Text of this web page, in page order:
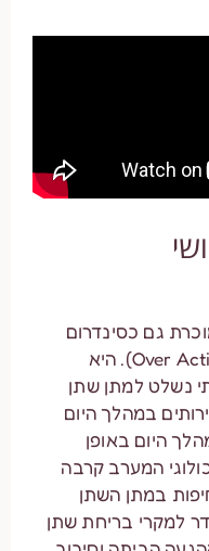
גם כסינדרום
השלפוחית הרגיזה (Over Active Bladder). היא
נשלט למתן שתן
במהלך היום
היום באופן
המערב קרבה
במתן השתן
למקרי בריחת שתן